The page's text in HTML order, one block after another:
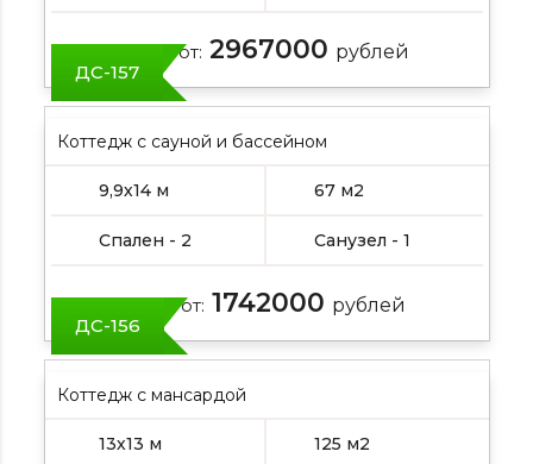
Цена от: 2967000 рублей
ДС-157
Коттедж с сауной и бассейном
9,9х14 м 67 м2
Спален - 2 Санузел - 1
Цена от: 1742000 рублей
ДС-156
Коттедж с мансардой
13х13 м 125 м2